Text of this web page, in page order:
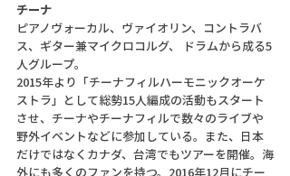
チーナ
ピアノヴォーカル、ヴァイオリン、コントラバ
ス、ギター兼マイクロコルグ、 ドラムから成る5
人グループ。
2015年より「チーナフィルハーモニックオーケ
ストラ」として総勢15人編成の活動もスタート
させ、チーナやチーナフィルで数々のライブや
野外イベントなどに参加している。また、日本
だけではなくカナダ、台湾でもツアーを開催。海
外にも多くのファンを持つ。2016年12月にチー